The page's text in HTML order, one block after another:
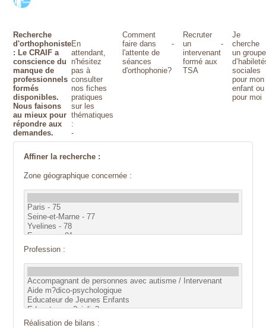
Recherche
d'orthophoniste
: Le CRAIF a
conscience du
manque de
professionnels
formés
disponibles.
Nous faisons
au mieux pour
répondre aux
demandes.
En
attendant,
n'hésitez
pas à
consulter
nos fiches
pratiques
sur les
thématiques
:
-
Comment
faire dans
l'attente de
séances
d'orthophonie?
-
Recruter
un
intervenant
formé aux
TSA
-
Je
cherche
un groupe
sociales
pour mon
enfant ou
pour moi
Affiner la recherche :
Zone géographique concernée :
Profession :
Réalisation de bilans :